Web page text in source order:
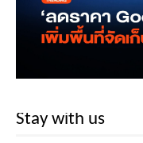
Stay with us